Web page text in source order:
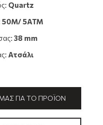
Quartz
50M/ 5ATM
38 mm
Ατσάλι
ΓΙΑ ΤΟ ΠΡΟΪΌΝ